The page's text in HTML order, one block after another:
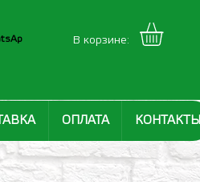
ОПЛАТА КОНТАКТЫ
В корзине: